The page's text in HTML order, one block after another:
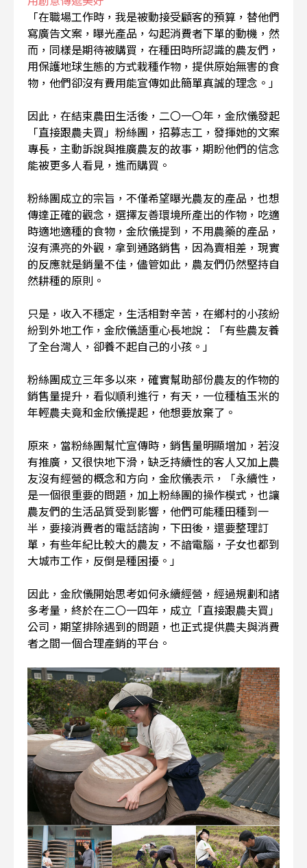
「在職場工作時，我是被動接受顧客的預算，替他們
寫廣告文案，曝光產品，勾起消費者下單的動機，然
而，同樣是期待被購買，在種田時所認識的農友們，
用保護地球生態的方式栽種作物，提供原始無害的食
物，他們卻沒有費用能宣傳如此簡單真誠的理念。」
因此，在結束農田生活後，二〇一〇年，金欣儀發起
「直接跟農夫買」粉絲團，招募志工，發揮她的文案
專長，主動訴說與推廣農友的故事，期盼他們的信念
能被更多人看見，進而購買。
粉絲團成立的宗旨，不僅希望曝光農友的產品，也想
傳達正確的觀念，選擇友善環境所產出的作物，吃適
時適地適種的食物，金欣儀提到，不用農藥的產品，
沒有漂亮的外觀，拿到通路銷售，因為賣相差，現實
的反應就是銷量不佳，儘管如此，農友們仍然堅持自
然耕種的原則。
只是，收入不穩定，生活相對辛苦，在鄉村的小孩紛
紛到外地工作，金欣儀語重心長地說：「有些農友養
了全台灣人，卻養不起自己的小孩。」
粉絲團成立三年多以來，確實幫助部份農友的作物的
銷售量提升，看似順利進行，有天，一位種植玉米的
年輕農夫竟和金欣儀提起，他想要放棄了。
原來，當粉絲團幫忙宣傳時，銷售量明顯增加，若沒
有推廣，又很快地下滑，缺乏持續性的客人又加上農
友沒有經營的概念和方向，金欣儀表示，「永續性，
是一個很重要的問題，加上粉絲團的操作模式，也讓
農友們的生活品質受到影響，他們可能種田種到一
半，要接消費者的電話諮詢，下田後，還要整理訂
單，有些年紀比較大的農友，不諳電腦，子女也都到
大城市工作，反倒是種困擾。」
因此，金欣儀開始思考如何永續經營，經過規劃和諸
多考量，終於在二〇一四年，成立「直接跟農夫買」
公司，期望排除遇到的問題，也正式提供農夫與消費
者之間一個合理產銷的平台。